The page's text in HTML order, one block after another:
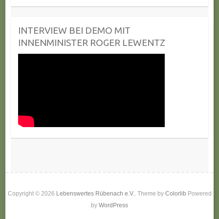
INTERVIEW BEI DEMO MIT
INNENMINISTER ROGER LEWENTZ
Copyright © 2026 Lebenswertes Rübenach e.V.. Theme by Colorlib Powered
by WordPress